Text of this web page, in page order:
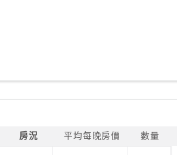
房況 平均每晚房價 數量